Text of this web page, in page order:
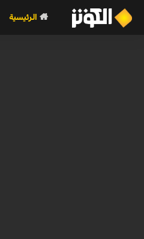
الرئيسية